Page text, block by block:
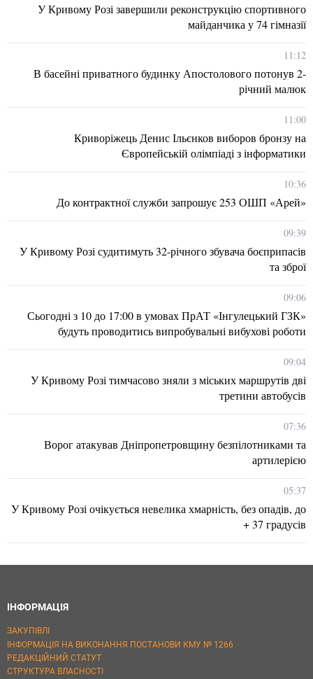
У Кривому Розі завершили реконструкцію спортивного
майданчика у 74 гімназії
11:12
В басейні приватного будинку Апостолового потонув 2-
річний малюк
11:00
Криворіжець Денис Ільєнков виборов бронзу на
Європейській олімпіаді з інформатики
10:36
До контрактної служби запрошує 253 ОШП «Арей»
09:39
У Кривому Розі судитимуть 32-річного збувача боєприпасів
та зброї
09:06
Сьогодні з 10 до 17:00 в умовах ПрАТ «Інгулецький ГЗК»
будуть проводитись випробувальні вибухові роботи
09:04
У Кривому Розі тимчасово зняли з міських маршрутів дві
третини автобусів
07:36
Ворог атакував Дніпропетровщину безпілотниками та
артилерією
05:37
У Кривому Розі очікується невелика хмарність, без опадів, до
+ 37 градусів
ІНФОРМАЦІЯ
ЗАКУПІВЛІ
ІНФОРМАЦІЯ НА ВИКОНАННЯ ПОСТАНОВИ КМУ № 1266
РЕДАКЦІЙНИЙ СТАТУТ
СТРУКТУРА ВЛАСНОСТІ